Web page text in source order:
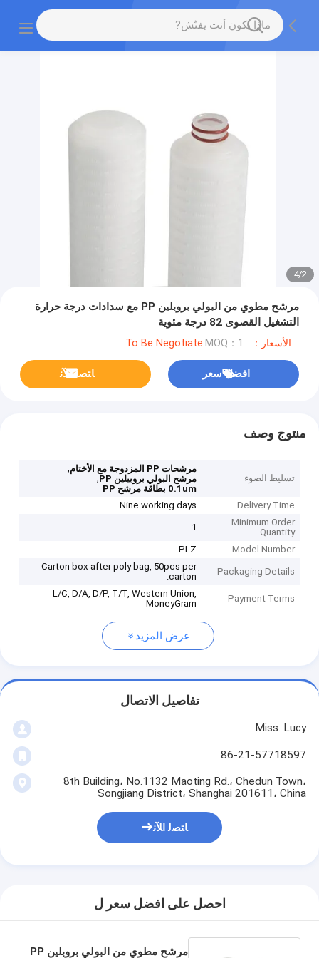
2
/
4
مرشح مطوي من البولي بروبلين PP مع سدادات درجة حرارة
التشغيل القصوى 82 درجة مئوية
الأسعار：To Be Negotiate MOQ：1
افضل سعر ﺎﺘﺼﻟ ﺍﻶﻧ
منتوج وصف
تسليط الضوء
مرشحات PP المزدوجة مع الأختام
,
مرشح البولي بروبيلين PP
,
0.1um بطاقة مرشح PP
Delivery Time
Nine working days
Minimum Order
Quantity
1
Model Number
PLZ
Packaging Details
Carton box after poly bag, 50pcs per
carton.
Payment Terms
L/C, D/A, D/P, T/T, Western Union,
MoneyGram
عرض المزيد
تفاصيل الاتصال
Miss. Lucy
86-21-57718597
8th Building، No.1132 Maoting Rd.، Chedun Town،
Songjiang District، Shanghai 201611، China
ﺎﺘﺼﻟ ﺍﻶﻧ
احصل على افضل سعر ل
مرشح مطوي من البولي بروبلين PP